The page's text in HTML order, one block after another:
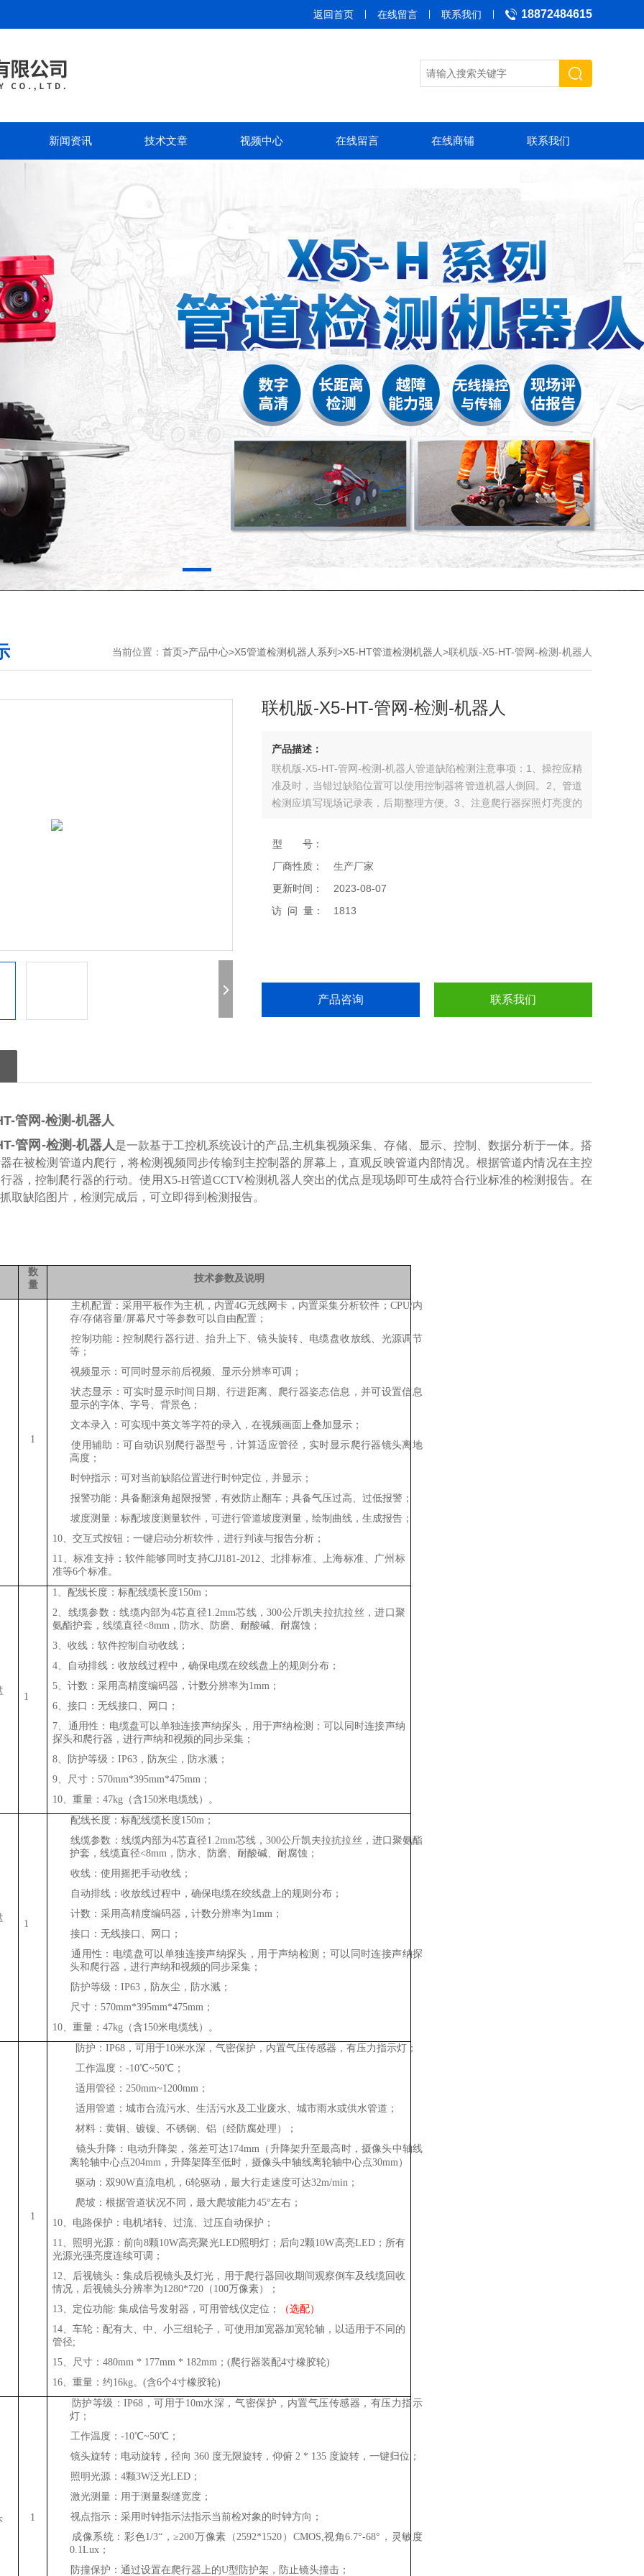
18872484615
返回首页 在线留言 联系我们
新闻资讯 技术文章 视频中心 在线留言 在线商铺 联系我们
当前位置： 首页>产品中心>X5管道检测机器人系列>X5-HT管道检测机器人>联机版-X5-HT-管网-检测-机器人
联机版-X5-HT-管网-检测-机器人
产品描述：
联机版-X5-HT-管网-检测-机器人管道缺陷检测注意事项：1、操控应精
准及时，当错过缺陷位置可以使用控制器将管道机器人倒回。2、管道
检测应填写现场记录表，后期整理方便。3、注意爬行器探照灯亮度的
型 号：
厂商性质：
生产厂家
更新时间：
2023-08-07
访 问 量：
1813
产品咨询 联系我们
管网-检测-机器人
管网-检测-机器人是一款基于工控机系统设计的产品,主机集视频采集、存储、显示、控制、数据分析于一体。搭
在被检测管道内爬行，将检测视频同步传输到主控制器的屏幕上，直观反映管道内部情况。根据管道内情况在主控
器，控制爬行器的行动。使用X5-H管道CCTV检测机器人突出的优点是现场即可生成符合行业标准的检测报告。在
取缺陷图片，检测完成后，可立即得到检测报告。
数
量
技术参数及说明
1
主机配置：采用平板作为主机，内置4G无线网卡，内置采集分析软件；CPU/内
存/存储容量/屏幕尺寸等参数可以自由配置；
2、控制功能：控制爬行器行进、抬升上下、镜头旋转、电缆盘收放线、光源调节
等；
3、视频显示：可同时显示前后视频、显示分辨率可调；
4、状态显示：可实时显示时间日期、行进距离、爬行器姿态信息，并可设置信息
显示的字体、字号、背景色；
5、文本录入：可实现中英文等字符的录入，在视频画面上叠加显示；
6、使用辅助：可自动识别爬行器型号，计算适应管径，实时显示爬行器镜头离地
高度；
时钟指示：可对当前缺陷位置进行时钟定位，并显示；
8、报警功能：具备翻滚角超限报警，有效防止翻车；具备气压过高、过低报警；
9、坡度测量：标配坡度测量软件，可进行管道坡度测量，绘制曲线，生成报告；
10、交互式按钮：一键启动分析软件，进行判读与报告分析；
11、标准支持：软件能够同时支持CJJ181-2012、北排标准、上海标准、广州标
准等6个标准。
1
1、配线长度：标配线缆长度150m；
2、线缆参数：线缆内部为4芯直径1.2mm芯线，300公斤凯夫拉抗拉丝，进口聚
氨酯护套，线缆直径<8mm，防水、防磨、耐酸碱、耐腐蚀；
3、收线：软件控制自动收线；
4、自动排线：收放线过程中，确保电缆在绞线盘上的规则分布；
5、计数：采用高精度编码器，计数分辨率为1mm；
6、接口：无线接口、网口；
7、通用性：电缆盘可以单独连接声纳探头，用于声纳检测；可以同时连接声纳
探头和爬行器，进行声纳和视频的同步采集；
8、防护等级：IP63，防灰尘，防水溅；
9、尺寸：570mm*395mm*475mm；
10、重量：47kg（含150米电缆线）。
1
配线长度：标配线缆长度150m；
2、线缆参数：线缆内部为4芯直径1.2mm芯线，300公斤凯夫拉抗拉丝，进口聚氨酯
护套，线缆直径<8mm，防水、防磨、耐酸碱、耐腐蚀；
3、收线：使用摇把手动收线；
自动排线：收放线过程中，确保电缆在绞线盘上的规则分布；
5、计数：采用高精度编码器，计数分辨率为1mm；
6、接口：无线接口、网口；
7、通用性： 电缆盘可以单独连接声纳探头 ，用于声纳检测；可以同时连接声纳探
头和 爬行器，进行声纳和视频的同步采集；
防护等级：IP63，防灰尘，防水溅；
尺寸：570mm*395mm*475mm；
10、重量：47kg（含150米电缆线）。
1
防护：IP68，可用于10米水深，气密保护，内置气压传感器，有压力指示灯；
11、工作温度：-10℃~50℃；
12、适用管径：250mm~1200mm；
13、适用管道：城市合流污水、生活污水及工业废水、城市雨水或供水管道；
14、材料：黄铜、镀镍、不锈钢、铝（经防腐处理）；
镜头升降：电动升降架，落差可达174mm（升降架升至最高时，摄像头中轴线
离轮轴中心点204mm，升降架降至低时，摄像头中轴线离轮轴中心点30mm）
16、驱动：双90W直流电机，6轮驱动，最大行走速度可达32m/min；
爬坡：根据管道状况不同，最大爬坡能力45°左右 ；
10、 电路保护：电机堵转、过流、过压自动保护；
11、 照明光源： 前向8颗10W高亮聚光LED照明灯 ；后向2颗10W高亮LED；所有
光源光强亮度连续可调；
12、 后视镜头：集成后视镜头及灯光，用于爬行器回收期间观察倒车及线缆回收
情况 ，后视镜头分辨率为1280*720（100万像素）；
13、定位功能: 集成信号发射器，可用管线仪定位；
（选配）
14、车轮：配有大、中、小三组轮子，可使用加宽器加宽轮轴，以适用于不同的
管径;
15、
尺寸：480mm * 177mm * 182mm；(爬行器装配4寸橡胶轮)
16、重量：约16kg。(含6个4寸橡胶轮)
1
防护等级：IP68，可用于10m水深，气密保护，内置气压传感器，有压力指示
灯；
2、工作温度：-10℃~50℃；
3、镜头旋转：电动旋转，径向 360 度无限旋转，仰俯 2 * 135 度旋转，一键归位；
照明光源：4颗3W泛光LED ；
5、激光测量：用于测量裂缝宽度；
6、视点指示：采用时钟指示法指示当前检对象的时钟方向；
成像系统 ：彩色1/3“，≥200万像素（2592*1520）CMOS,视角6.7°-68°，灵敏度
0.1Lux ；
防撞保护：通过设置在爬行器上的U型防护架，防止镜头撞击；